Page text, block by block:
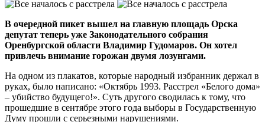
В очередной пикет вышел на главную площадь Орска
депутат теперь уже Законодательного собрания
Оренбургской области Владимир Гудомаров. Он хотел
привлечь внимание горожан двумя лозунгами.
На одном из плакатов, которые народный избранник держал в
руках, было написано: «Октябрь 1993. Расстрел «Белого дома»
– убийство будущего!». Суть другого сводилась к тому, что
прошедшие в сентябре этого года выборы в Государственную
Думу прошли с серьезными нарушениями.